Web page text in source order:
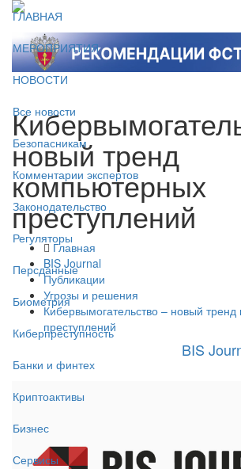
ГЛАВНАЯ
МЕРОПРИЯТИЯ
НОВОСТИ
Все новости
Безопасникам
Комментарии экспертов
Законодательство
Регуляторы
Персданные
Биометрия
Киберпреступность
Банки и финтех
Криптоактивы
Бизнес
Сервисы
новый тренд
компьютерных
преступлений
Главная
BIS Journal
Публикации
Угрозы и решения
Кибервымогательство – новый
преступлений
BIS